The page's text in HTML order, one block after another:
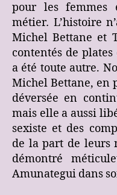
pour les femmes
métier. L’histoire
Michel Bettane et
contentés de
a été toute autre.
Michel Bettane, en
déversée en
mais elle a aussi
sexiste et des
de la part de leurs
démontré
Amunategui dans